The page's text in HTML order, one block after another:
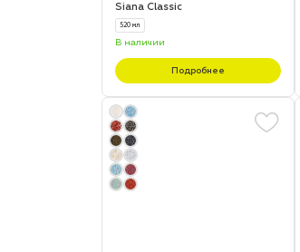
Siana Classic
520 мл
В наличии
Подробнее